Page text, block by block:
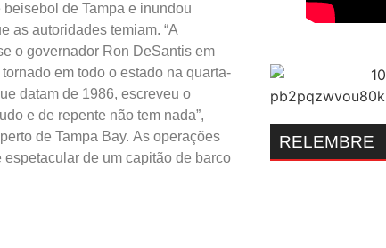
de Tampa e inundou
as autoridades temiam. “A
o governador Ron DeSantis em
em todo o estado na quarta-
datam de 1986, escreveu o
e de repente não tem nada”,
de Tampa Bay. As operações
de um capitão de barco
RELEMBRE